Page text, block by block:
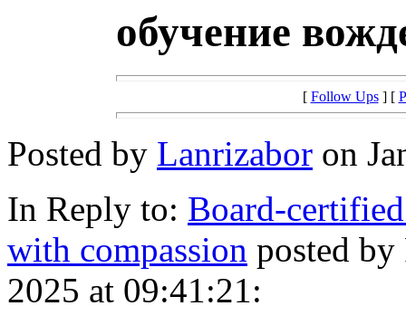
обучение
[ Follow Ups] [
Posted by Lanrizabor on
In Reply to: Board-
with compassion posted
2025 at 09:41:21: